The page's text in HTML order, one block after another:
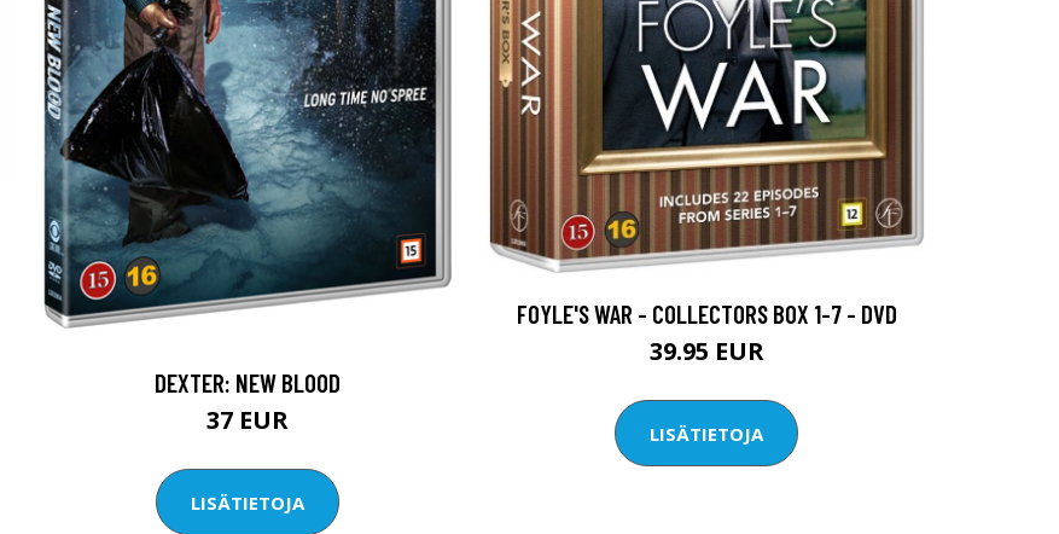
DEXTER: NEW BLOOD
37 EUR
LISÄTIETOJA
FOYLE'S WAR - COLLECTORS BOX 1-7 - DVD
39.95 EUR
LISÄTIETOJA